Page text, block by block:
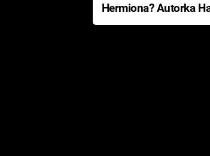
Hermiona? Autorka
Pottera přišla s